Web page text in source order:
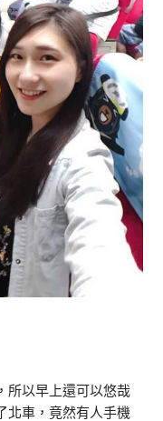
所以早上還可以悠哉
北車，竟然有人手機